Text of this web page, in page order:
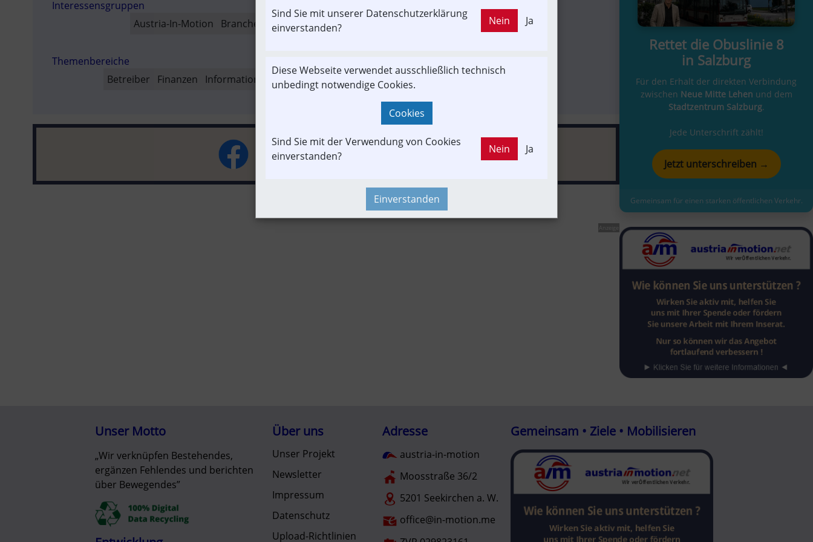
SOLD OUT
Interessensgruppen
Austria-In-Motion
Branchenbeitrag Fachbeitrag In-Motion Projekt
Themenbereiche
Betreiber
Finanzen Informationsverbund Konzept | Studien | Statistik
Rettet die Obuslinie 8
in Salzburg
Für den Erhalt der direkten Verbindung
zwischen Neue Mitte Lehen und dem
Stadtzentrum Salzburg.
Jede Unterschrift zählt!
Jetzt unterschreiben →
Gemeinsam für einen starken öffentlichen Verkehr.
Anzeige
Unser Motto
„Wir verknüpfen Bestehendes,
ergänzen Fehlendes und berichten
über Bewegendes”
Über uns
Unser Projekt
Newsletter
Impressum
Datenschutz
Upload-Richtlinien
Adresse
austria-in-motion
Moosstraße 36/2
5201 Seekirchen a. W.
office@in-motion.me
Gemeinsam • Ziele • Mobilisieren
Sind Sie mit unserer Datenschutzerklärung
einverstanden?
Nein Ja
Diese Webseite verwendet ausschließlich technisch
unbedingt notwendige Cookies.
Cookies
Sind Sie mit der Verwendung von Cookies
einverstanden?
Nein Ja
Einverstanden